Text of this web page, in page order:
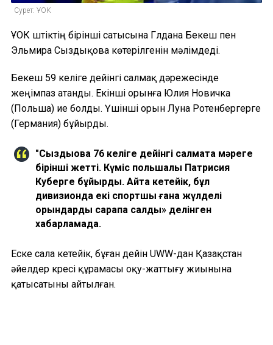
Сурет: ҰОК
ҰОК үштіктің бірінші сатысына Гүлдана Бекеш пен
Эльмира Сыздықова көтерілгенін мәлімдеді.
Бекеш 59 келіге дейінгі салмақ дәрежесінде
жеңімпаз атанды. Екінші орынға Юлия Новичка
(Польша) ие болды. Үшінші орын Луна Ротенбергерге
(Германия) бұйырды.
"Сыздықова 76 келіге дейінгі салмақта мәреге
бірінші жетті. Күміс польшалық Патрисия
Куберге бұйырды. Айта кетейік, бұл
дивизионда екі спортшы ғана жүлделі
орындарды сарапқа салды» делінген
хабарламада.
Еске сала кетейік, бұған дейін UWW-дан Қазақстан
әйелдер күресі құрамасы оқу-жаттығу жиынына
қатысатыны айтылған.